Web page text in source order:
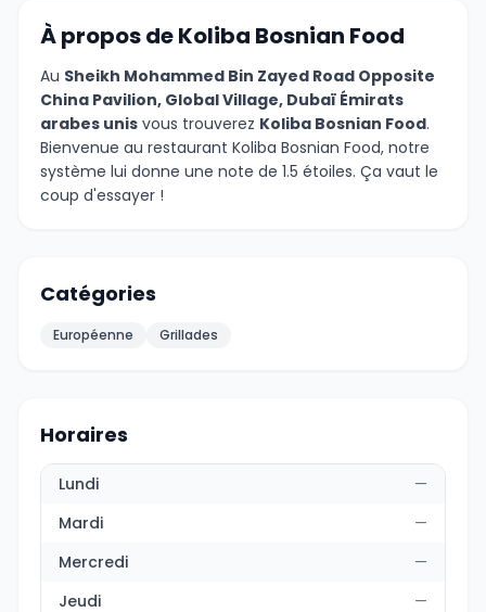
À propos de Koliba Bosnian Food
Au Sheikh Mohammed Bin Zayed Road Opposite
China Pavilion, Global Village, Dubaï Émirats
arabes unis vous trouverez Koliba Bosnian Food.
Bienvenue au restaurant Koliba Bosnian Food, notre
système lui donne une note de 1.5 étoiles. Ça vaut le
coup d'essayer !
Catégories
Européenne Grillades
Horaires
Lundi
—
Mardi
—
Mercredi
—
Jeudi
—